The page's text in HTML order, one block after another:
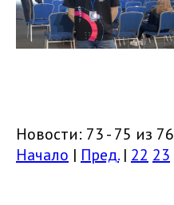
Новости: 73 - 75 из 76
Начало | Пред.| 22 23